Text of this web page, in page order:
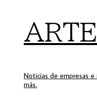
Noticias de empresas e
más.